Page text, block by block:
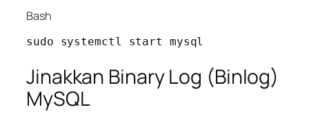
Bash
Jinakkan Binary Log (Binlog)
MySQL